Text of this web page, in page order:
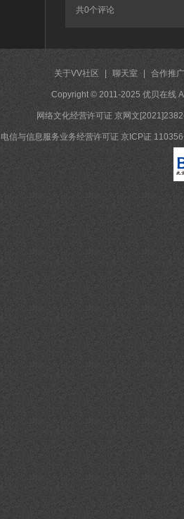
共0个评论
关于VV社区 聊天室 合作推广
Copyright © 2011-2025 优贝在线
网络文化经营许可证 京网文
电信与信息服务业务经营许可证 京ICP证